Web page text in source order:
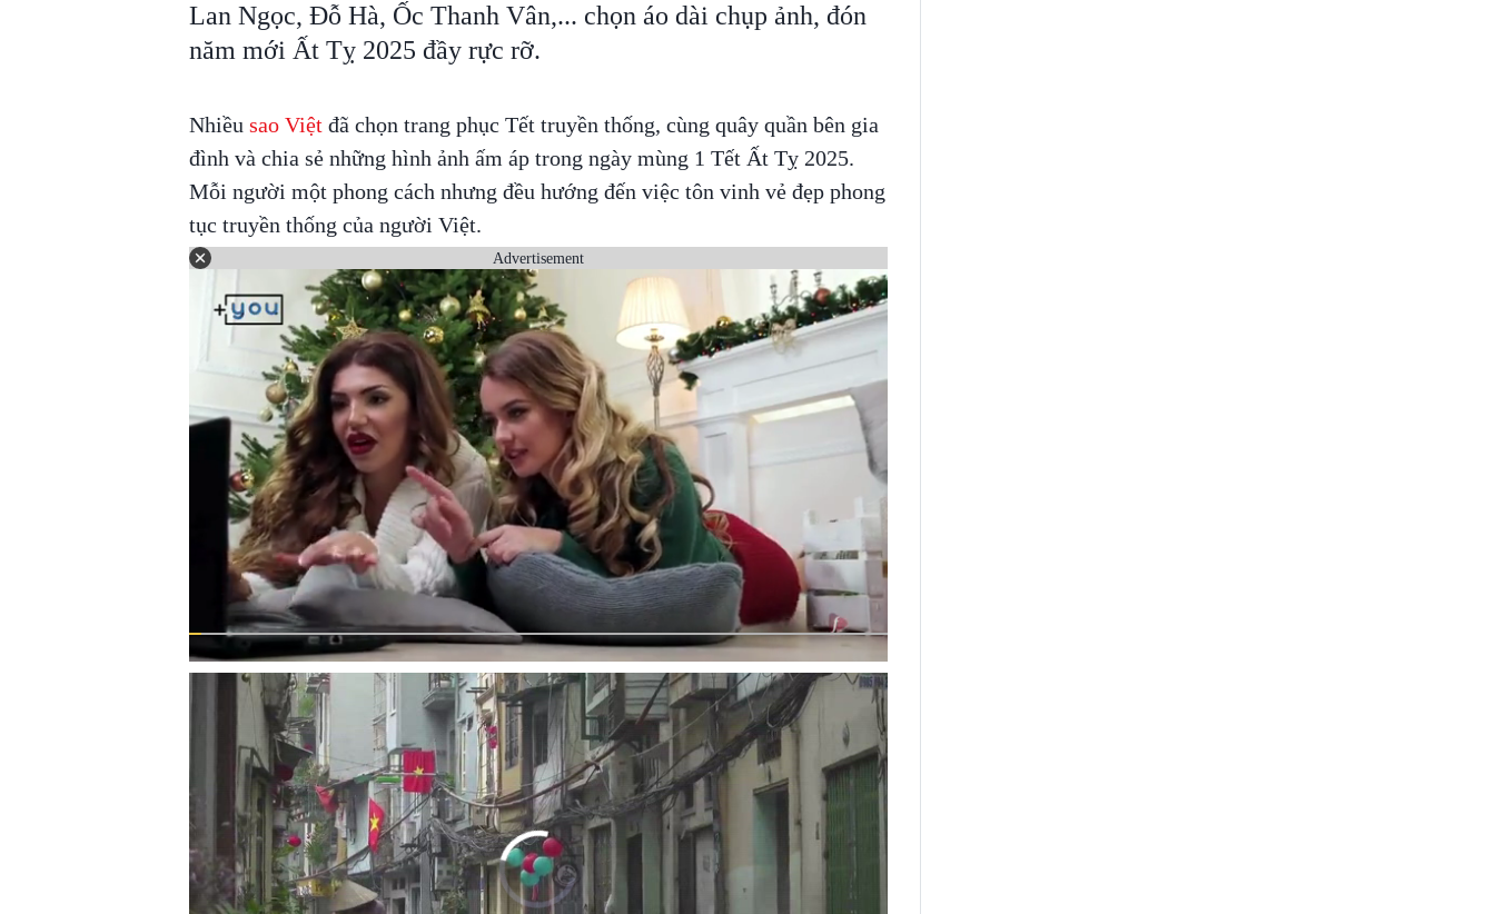
Lan Ngọc, Đỗ Hà, Ốc Thanh Vân,... chọn áo dài chụp ảnh, đón
năm mới Ất Tỵ 2025 đầy rực rỡ.
Nhiều sao Việt đã chọn trang phục Tết truyền thống, cùng quây quần bên gia
đình và chia sẻ những hình ảnh ấm áp trong ngày mùng 1 Tết Ất Tỵ 2025.
Mỗi người một phong cách nhưng đều hướng đến việc tôn vinh vẻ đẹp phong
tục truyền thống của người Việt.
Advertisement